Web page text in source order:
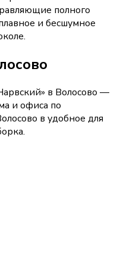
полного
и бесшумное
» в Волосово —
и офиса по
в удобное для